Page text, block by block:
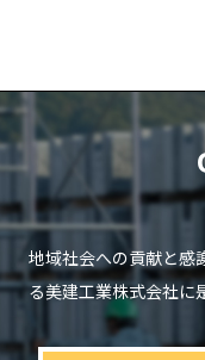
地域社会への貢献と感
る美建工業株式会社に